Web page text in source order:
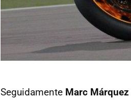
Seguidamente Marc Márquez